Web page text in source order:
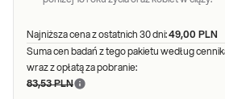
Najniższa cena z ostatnich 30 dni:49,00 PLN
Suma cen badań z tego pakietu według
wraz z opłatą za pobranie:
83,53 PLN